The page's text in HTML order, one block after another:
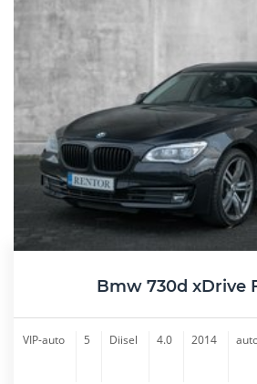
Bmw 730d xDrive
VIP-auto 5 Diisel 4.0 2014